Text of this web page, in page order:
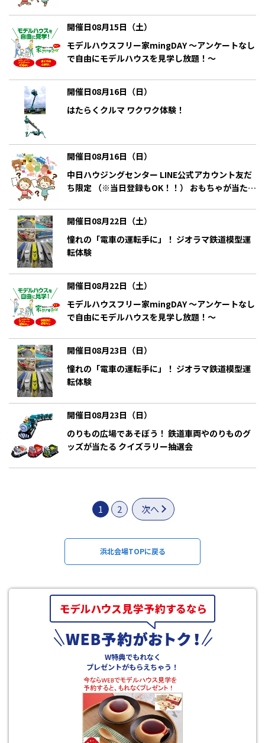
開催日08月15日（土）
モデルハウスフリー家mingDAY ～アンケートなし
で自由にモデルハウスを見学し放題！～
開催日08月16日（日）
はたらくクルマ ワクワク体験！
開催日08月16日（日）
中日ハウジングセンター LINE公式アカウント友だ
ち限定 （※当日登録もOK！！） おもちゃが当たる
開催日08月22日（土）
憧れの「電車の運転手に」！ ジオラマ鉄道模型運
転体験
開催日08月22日（土）
モデルハウスフリー家mingDAY ～アンケートなし
で自由にモデルハウスを見学し放題！～
開催日08月23日（日）
憧れの「電車の運転手に」！ ジオラマ鉄道模型運
転体験
開催日08月23日（日）
のりもの広場であそぼう！ 鉄道車両やのりものグ
ッズが当たる クイズラリー抽選会
1 2 次へ
浜北会場TOPに戻る
W特典でもれなく
プレゼントがもらえちゃう！